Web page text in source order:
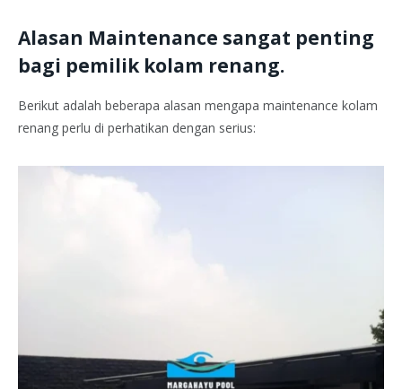
Alasan Maintenance sangat penting
bagi pemilik kolam renang.
Berikut adalah beberapa alasan mengapa maintenance kolam
renang perlu di perhatikan dengan serius: